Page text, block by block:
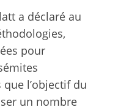
a déclaré au
pour
l’objectif du
un nombre